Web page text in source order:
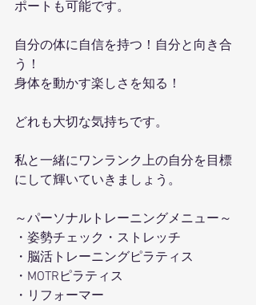
ポートも可能です。
自分の体に自信を持つ！自分と向き合
う！
身体を動かす楽しさを知る！
どれも大切な気持ちです。
私と一緒にワンランク上の自分を目標
にして輝いていきましょう。
～パーソナルトレーニングメニュー～
・姿勢チェック・ストレッチ
・脳活トレーニングピラティス
・MOTRピラティス
・リフォーマー